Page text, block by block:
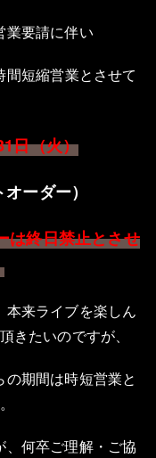
業要請に伴い
短縮営業とさせて
日（火）
ーダー）
は終日禁止とさせ
来ライブを楽しん
きたいのですが、
期間は時短営業と
何卒ご理解・ご協